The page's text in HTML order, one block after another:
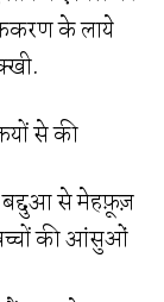
के लाये
से की
बद्दुआ से मेहफ़ूज़
की आंसुओं